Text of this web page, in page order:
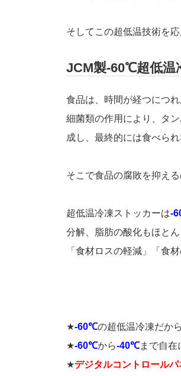
そしてこの超低温技術を
JCM製-60℃超低温
食品は、時間が経つにつ
細菌類の作用により、タ
成し、最終的には食べられ
そこで食品の腐敗を抑え
超低温冷凍ストッカーは-
分解、脂肪の酸化もほと
「食材ロスの軽減」「食
★-60℃の超低温冷凍だか
★-60℃から-40℃まで自在
★デジタルコントロールパ